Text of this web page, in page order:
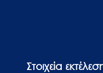
Στοιχεία